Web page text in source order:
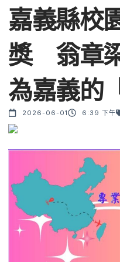
嘉義縣校
獎 翁章
為嘉義的
2026-06-01 6:39 下午